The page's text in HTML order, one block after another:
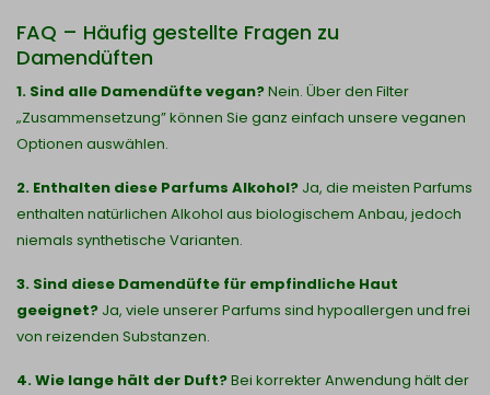
FAQ – Häufig gestellte Fragen zu
Damendüften
1. Sind alle Damendüfte vegan?Nein. Über den Filter
„Zusammensetzung” können Sie ganz einfach unsere veganen
Optionen auswählen.
2. Enthalten diese Parfums Alkohol? Ja, die meisten Parfums
enthalten natürlichen Alkohol aus biologischem Anbau, jedoch
niemals synthetische Varianten.
3. Sind diese Damendüfte für empfindliche Haut
geeignet? Ja, viele unserer Parfums sind hypoallergen und frei
von reizenden Substanzen.
4. Wie lange hält der Duft?Bei korrekter Anwendung hält der